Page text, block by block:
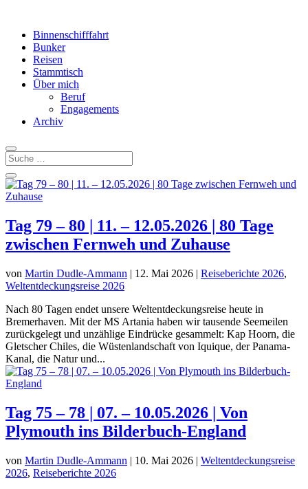
Binnenschifffahrt
Bunker
Reisen
Stammtisch
Über mich
Beruf
Engagements
Archiv
Tag 79 – 80 | 11. – 12.05.2026 | 80 Tage
zwischen Fernweh und Zuhause
von Martin Dudle-Ammann | 12. Mai 2026 | Reiseberichte 2026,
Weltentdeckungsreise 2026
Nach 80 Tagen endet unsere Weltentdeckungsreise heute in
Bremerhaven. Mit der MS Artania haben wir tausende Seemeilen
zurückgelegt und unzählige Eindrücke gesammelt: Kap Hoorn, die
Gletscher Chiles, die Wüstenlandschaft von Iquique, der Panama-
Kanal, die Natur und...
Tag 75 – 78 | 07. – 10.05.2026 | Von
Plymouth ins Bilderbuch-England
von Martin Dudle-Ammann | 10. Mai 2026 | Weltentdeckungsreise
2026, Reiseberichte 2026